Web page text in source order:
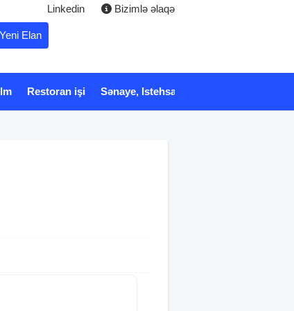
Linkedin Bizimlə əlaqə
Yeni Elan
Restoran işi Sənaye, Istehsalat